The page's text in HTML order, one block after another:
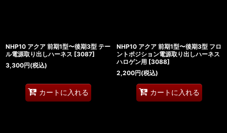
NHP10 アクア 前期1型〜後期3型 テー
ル電源取り出しハーネス [3087]
3,300円(税込)
カートに入れる
NHP10 アクア 前期1型〜後期3型 フロ
ントポジション電源取り出しハーネス
ハロゲン用 [3088]
2,200円(税込)
カートに入れる